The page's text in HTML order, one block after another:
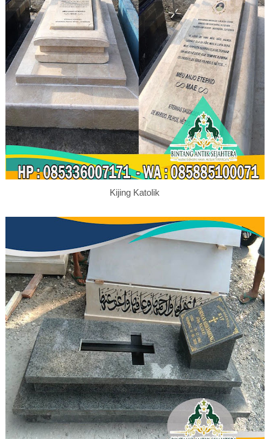
Kijing Katolik